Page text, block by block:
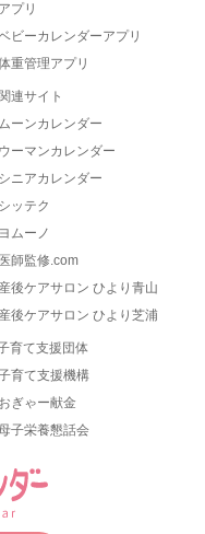
アプリ
ビーカレンダーアプリ
重管理アプリ
関連サイト
ムーンカレンダー
ウーマンカレンダー
シニアカレンダー
シッテク
ヨムーノ
医師監修.com
産後ケアサロン ひより青山
産後ケアサロン ひより芝浦
育て支援団体
育て支援機構
おぎゃー献金
子栄養懇話会